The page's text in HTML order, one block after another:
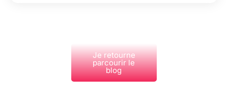
Je retourne
parcourir le
blog